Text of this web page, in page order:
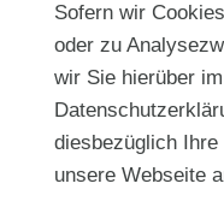
Sofern wir
oder zu
wir Sie hierüber
diesbezüglich
unsere Webseite